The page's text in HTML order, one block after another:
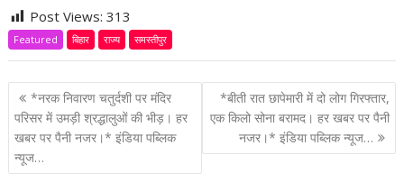
Post Views:313
Featured बिहार राज्य समस्तीपुर
P
o
s
t
*नरक निवारण चतुर्दशी पर मंदिर
परिसर में उमड़ी श्रद्धालुओं की भीड़। हर
खबर पर पैनी नजर।* इंडिया पब्लिक
न्यूज…
*बीती रात छापेमारी में दो लोग गिरफ्तार,
एक किलो सोना बरामद। हर खबर पर पैनी
नजर।* इंडिया पब्लिक न्यूज…